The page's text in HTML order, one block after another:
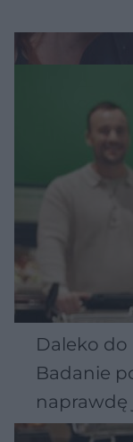
Daleko
Badanie
naprawdę